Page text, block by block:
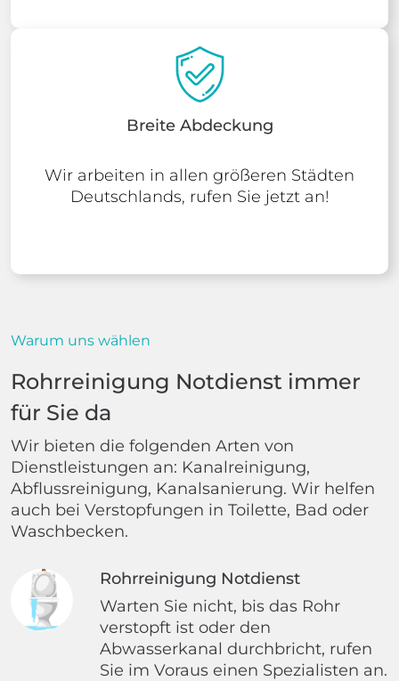
Breite Abdeckung
Wir arbeiten in allen größeren Städten
Deutschlands, rufen Sie jetzt an!
Warum uns wählen
Rohrreinigung Notdienst immer
für Sie da
Wir bieten die folgenden Arten von
Dienstleistungen an: Kanalreinigung,
Abflussreinigung, Kanalsanierung. Wir helfen
auch bei Verstopfungen in Toilette, Bad oder
Waschbecken.
Rohrreinigung Notdienst
Warten Sie nicht, bis das Rohr
verstopft ist oder den
Abwasserkanal durchbricht, rufen
Sie im Voraus einen Spezialisten an.